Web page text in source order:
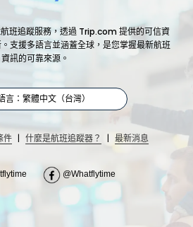
追蹤服務，透過 Trip.com 提供的可信資
支援多語言並涵蓋全球，是您掌握最新航班
資訊的可靠來源。
言：繁體中文（台灣）
件 | 什麼是航班追蹤器？ | 最新消息
@Whatflytime